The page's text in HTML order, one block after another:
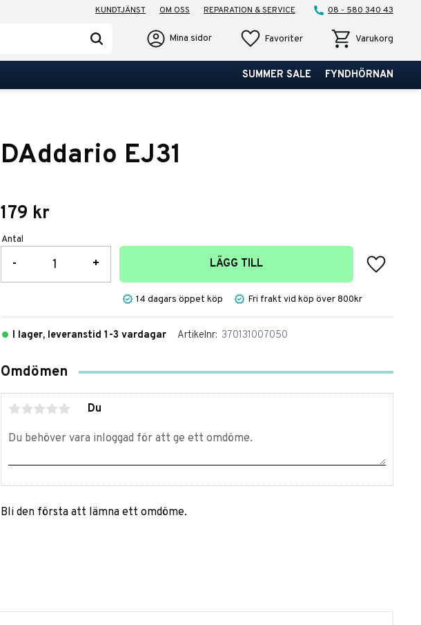
KUNDTJÄNST OM OSS REPARATION & SERVICE 08 - 580 340 43
Mina sidor FavoriterFavoriter KundvagnVarukorg
SUMMER SALE FYNDHÖRNAN
DAddario EJ31
179 kr
Antal
+
- LÄGG TILL
Lägg till
14 dagars öppet köp Fri frakt vid köp över 800kr
I lager, leveranstid 1-3 vardagar Artikelnr 370131007050
Omdömen
Du
Bli den första att lämna ett omdöme.